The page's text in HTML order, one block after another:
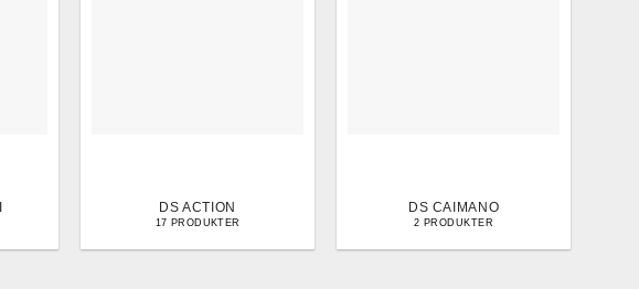
DS ACTION
17 PRODUKTER
DS CAIMANO
2 PRODUKTER